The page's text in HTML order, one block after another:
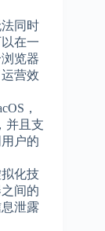
法同时
在一
览器
营效
，
并且支
户的
拟化技
间的
泄露